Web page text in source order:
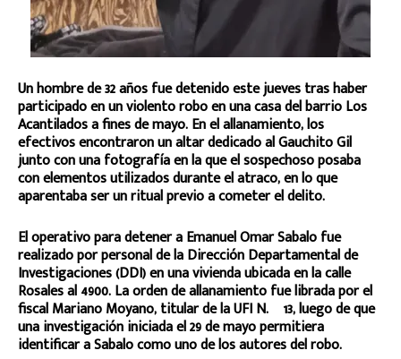
Un hombre de 32 años fue detenido este jueves tras haber
participado en un violento robo en una casa del barrio Los
Acantilados a fines de mayo. En el allanamiento, los
efectivos encontraron un altar dedicado al Gauchito Gil
junto con una fotografía en la que el sospechoso posaba
con elementos utilizados durante el atraco, en lo que
aparentaba ser un ritual previo a cometer el delito.
El operativo para detener a Emanuel Omar Sabalo fue
realizado por personal de la Dirección Departamental de
Investigaciones (DDI) en una vivienda ubicada en la calle
Rosales al 4900. La orden de allanamiento fue librada por el
fiscal Mariano Moyano, titular de la UFI N.º 13, luego de que
una investigación iniciada el 29 de mayo permitiera
identificar a Sabalo como uno de los autores del robo.